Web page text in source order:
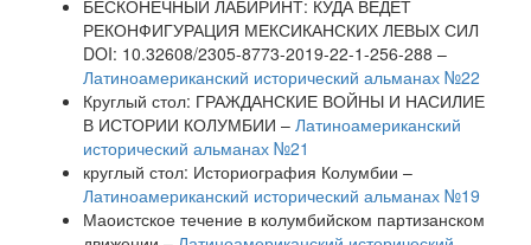
БЕСКОНЕЧНЫЙ ЛАБИРИНТ: КУДА ВЕДЕТ
РЕКОНФИГУРАЦИЯ МЕКСИКАНСКИХ ЛЕВЫХ СИЛ
DOI: 10.32608/2305-8773-2019-22-1-256-288 –
Латиноамериканский исторический альманах №22
Круглый стол: ГРАЖДАНСКИЕ ВОЙНЫ И НАСИЛИЕ
В ИСТОРИИ КОЛУМБИИ – Латиноамериканский
исторический альманах №21
круглый стол: Историография Колумбии –
Латиноамериканский исторический альманах №19
Маоистское течение в колумбийском партизанском